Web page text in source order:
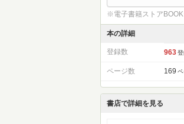
※電子書籍ストア
本の詳細
登録数 963
ページ数 169
書店で詳細を見る